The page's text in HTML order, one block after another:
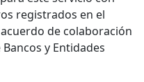
registrados en el
de colaboración
y Entidades